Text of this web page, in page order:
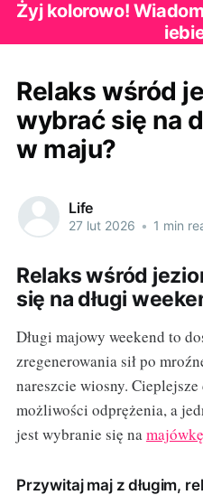
Żyj kolorowo!
Relaks wśród
wybrać się na
w maju?
Life
27 lut 2026 • 1 min
Relaks wśród
się na długi
Długi majowy weekend to
zregenerowania sił po
nareszcie wiosny.
możliwości odprężenia, a
jest wybranie się na
Przywitaj maj z długim,